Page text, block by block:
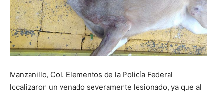
Manzanillo, Col. Elementos de la Policía Federal
localizaron un venado severamente lesionado, ya que al